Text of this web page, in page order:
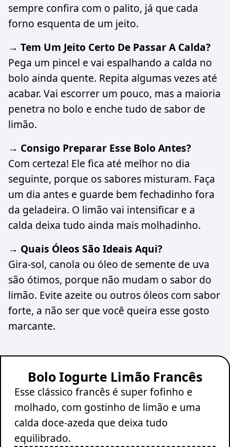
sempre confira com o palito, já que cada
forno esquenta de um jeito.
→ Tem Um Jeito Certo De Passar A Calda?
Pega um pincel e vai espalhando a calda no
bolo ainda quente. Repita algumas vezes até
acabar. Vai escorrer um pouco, mas a maioria
penetra no bolo e enche tudo de sabor de
limão.
→ Consigo Preparar Esse Bolo Antes?
Com certeza! Ele fica até melhor no dia
seguinte, porque os sabores misturam. Faça
um dia antes e guarde bem fechadinho fora
da geladeira. O limão vai intensificar e a
calda deixa tudo ainda mais molhadinho.
→ Quais Óleos São Ideais Aqui?
Gira-sol, canola ou óleo de semente de uva
são ótimos, porque não mudam o sabor do
limão. Evite azeite ou outros óleos com sabor
forte, a não ser que você queira esse gosto
marcante.
Bolo Iogurte Limão Francês
Esse clássico francês é super fofinho e
molhado, com gostinho de limão e uma
calda doce-azeda que deixa tudo
equilibrado.